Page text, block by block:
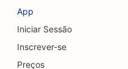
SEO para serviços de
App
Iniciar Sessão
Inscrever-se
Preços